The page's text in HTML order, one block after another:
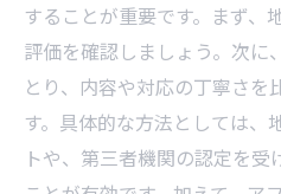
することが重要です。まず、
評価を確認しましょう。次に
とり、内容や対応の丁寧さを
す。具体的な方法としては、
トや、第三者機関の認定を